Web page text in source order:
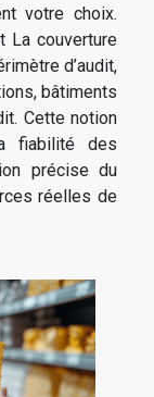
votre choix.
La couverture
d’audit,
bâtiments
Cette notion
fiabilité des
précise du
réelles de